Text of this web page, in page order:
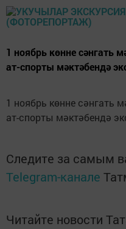
1 ноябрь көнне сәнгать
ат-спорты мәктәбендә
1 ноябрь көнне сәнгать
ат-спорты мәктәбендә
Следите за самым
Telegram-канале
Читайте новости